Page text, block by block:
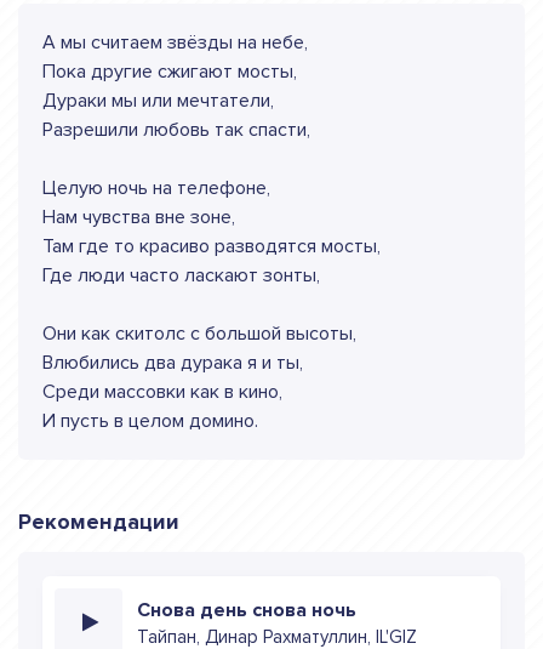
А мы считаем звёзды на небе,
Пока другие сжигают мосты,
Дураки мы или мечтатели,
Разрешили любовь так спасти,
Целую ночь на телефоне,
Нам чувства вне зоне,
Там где то красиво разводятся мосты,
Где люди часто ласкают зонты,
Они как скитолс с большой высоты,
Влюбились два дурака я и ты,
Среди массовки как в кино,
И пусть в целом домино.
Рекомендации
Снова день снова ночь
Тайпан, Динар Рахматуллин, IL'GIZ